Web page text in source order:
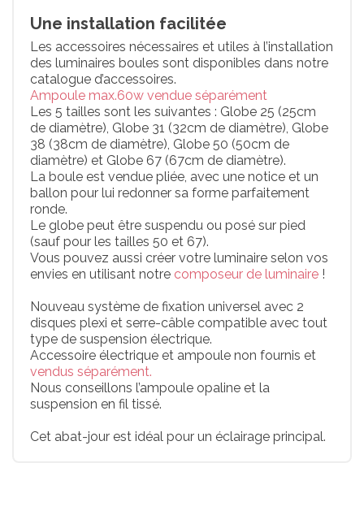
Une installation facilitée
Les accessoires nécessaires et utiles à l’installation
des luminaires boules sont disponibles dans notre
catalogue d’accessoires.
Ampoule max.60w vendue séparément
Les 5 tailles sont les suivantes : Globe 25 (25cm
de diamètre), Globe 31 (32cm de diamètre), Globe
38 (38cm de diamètre), Globe 50 (50cm de
diamètre) et Globe 67 (67cm de diamètre).
La boule est vendue pliée, avec une notice et un
ballon pour lui redonner sa forme parfaitement
ronde.
Le globe peut être suspendu ou posé sur pied
(sauf pour les tailles 50 et 67).
Vous pouvez aussi créer votre luminaire selon vos
envies en utilisant notre composeur de luminaire !
Nouveau système de fixation universel avec 2
disques plexi et serre-câble compatible avec tout
type de suspension électrique.
Accessoire électrique et ampoule non fournis et
vendus séparément.
Nous conseillons l’ampoule opaline et la
suspension en fil tissé.
Cet abat-jour est idéal pour un éclairage principal.